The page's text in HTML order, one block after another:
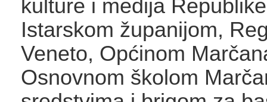
kulture i medija
Istarskom županijom,
Veneto, Općinom
Osnovnom školom